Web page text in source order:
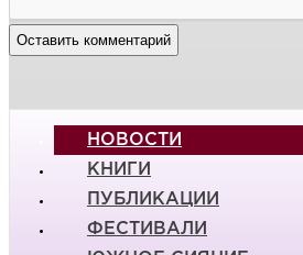
НОВОСТИ
КНИГИ
ПУБЛИКАЦИИ
ФЕСТИВАЛИ